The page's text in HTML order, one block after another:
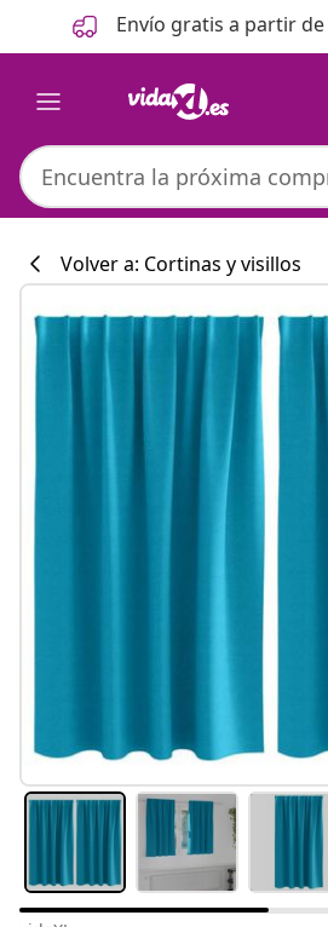
Anterior
Siguiente Envío gratis a partir
#sharemevidaxl
Volver a: Cortinas y visillos